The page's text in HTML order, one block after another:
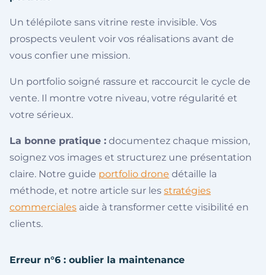
Un télépilote sans vitrine reste invisible. Vos
prospects veulent voir vos réalisations avant de
vous confier une mission.
Un portfolio soigné rassure et raccourcit le cycle de
vente. Il montre votre niveau, votre régularité et
votre sérieux.
La bonne pratique : documentez chaque mission,
soignez vos images et structurez une présentation
claire. Notre guide portfolio drone détaille la
méthode, et notre article sur les stratégies
commerciales aide à transformer cette visibilité en
clients.
Erreur n°6 : oublier la maintenance